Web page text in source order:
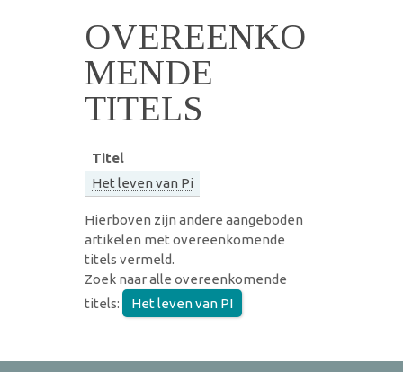
OVEREENKO
MENDE
TITELS
Titel
Het leven van Pi
Hierboven zijn andere aangeboden
artikelen met overeenkomende
titels vermeld.
Zoek naar alle overeenkomende
titels:
Het leven van PI